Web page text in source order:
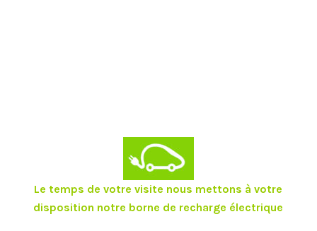
Le temps de votre visite nous mettons à votre
disposition notre borne de recharge électrique